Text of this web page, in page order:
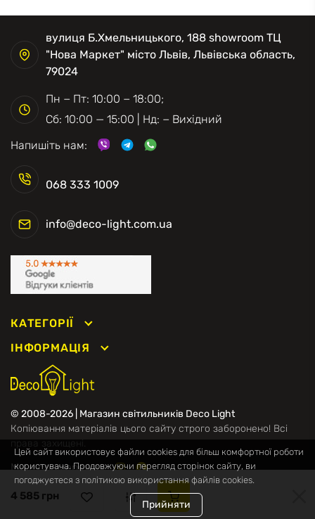
4 585 грн
© 2008-2026 | Магазин світильників Deco Light
Копіювання матеріалів цього сайту строго заборонено! Всі
права захищені.
Ми в соцмережах
КАТЕГОРІЇ
ІНФОРМАЦІЯ
068 333 1009
info@deco-light.com.ua
вулиця Б.Хмельницького, 188 showroom ТЦ
"Нова Маркет" місто Львів, Львівська область,
79024
Пн − Пт: 10:00 − 18:00;
Сб: 10:00 — 15:00 | Нд: − Вихідний
Напишіть нам:
Цей сайт використовує файли cookies для більш комфортної роботи
користувача. Продовжуючи перегляд сторінок сайту, ви
погоджуєтеся з політикою використання файлів cookies.
Прийняти